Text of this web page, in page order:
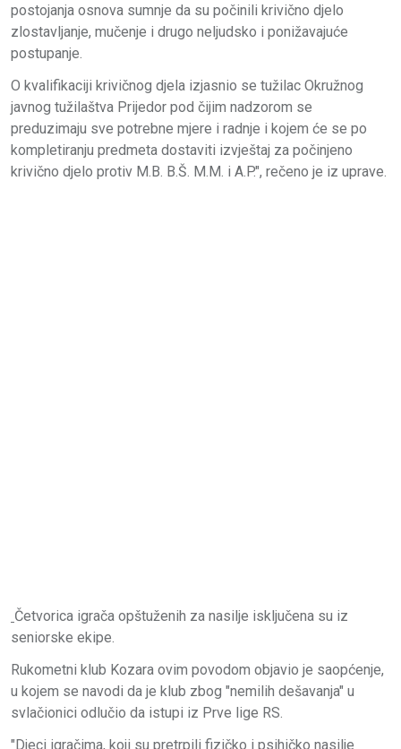
postojanja osnova sumnje da su počinili krivično djelo
zlostavljanje, mučenje i drugo neljudsko i ponižavajuće
postupanje.
O kvalifikaciji krivičnog djela izjasnio se tužilac Okružnog
javnog tužilaštva Prijedor pod čijim nadzorom se
preduzimaju sve potrebne mjere i radnje i kojem će se po
kompletiranju predmeta dostaviti izvještaj za počinjeno
krivično djelo protiv M.B. B.Š. M.M. i A.P.", rečeno je iz uprave.
Četvorica igrača opštuženih za nasilje isključena su iz
seniorske ekipe.
Rukometni klub Kozara ovim povodom objavio je saopćenje,
u kojem se navodi da je klub zbog "nemilih dešavanja" u
svlačionici odlučio da istupi iz Prve lige RS.
"Djeci igračima, koji su pretrpili fizičko i psihičko nasilje